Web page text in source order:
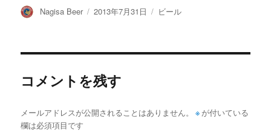
投
Nagisa Beer
投
2013年7月31日
カ
ビール
コメントを残す
メールアドレスが公開されることはありません。 ※ が付いている
欄は必須項目です